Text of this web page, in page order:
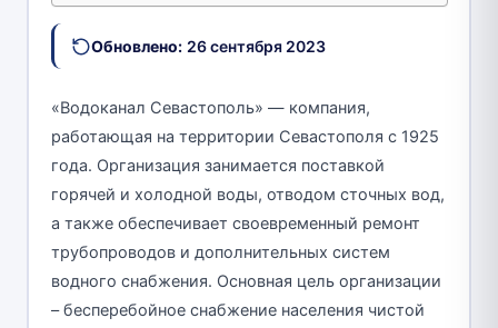
Обновлено: 26 сентября 2023
«Водоканал Севастополь» — компания,
работающая на территории Севастополя с 1925
года. Организация занимается поставкой
горячей и холодной воды, отводом сточных вод,
а также обеспечивает своевременный ремонт
трубопроводов и дополнительных систем
водного снабжения. Основная цель организации
– бесперебойное снабжение населения чистой